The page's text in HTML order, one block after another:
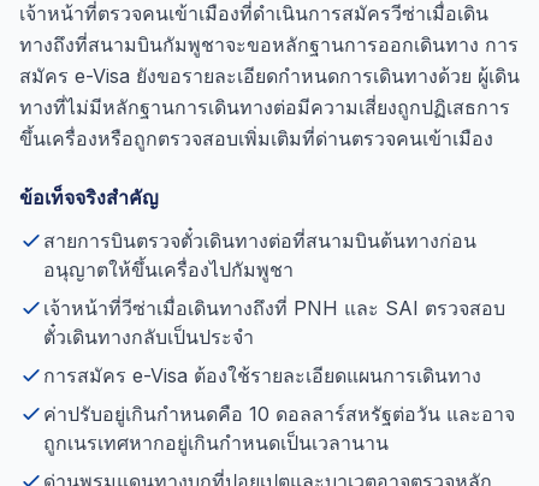
เจ้าหน้าที่ตรวจคนเข้าเมืองที่ดำเนินการสมัครวีซ่าเมื่อเดิน
ทางถึงที่สนามบินกัมพูชาจะขอหลักฐานการออกเดินทาง การ
สมัคร e-Visa ยังขอรายละเอียดกำหนดการเดินทางด้วย ผู้เดิน
ทางที่ไม่มีหลักฐานการเดินทางต่อมีความเสี่ยงถูกปฏิเสธการ
ขึ้นเครื่องหรือถูกตรวจสอบเพิ่มเติมที่ด่านตรวจคนเข้าเมือง
ข้อเท็จจริงสำคัญ
สายการบินตรวจตั๋วเดินทางต่อที่สนามบินต้นทางก่อน
อนุญาตให้ขึ้นเครื่องไปกัมพูชา
เจ้าหน้าที่วีซ่าเมื่อเดินทางถึงที่ PNH และ SAI ตรวจสอบ
ตั๋วเดินทางกลับเป็นประจำ
การสมัคร e-Visa ต้องใช้รายละเอียดแผนการเดินทาง
ค่าปรับอยู่เกินกำหนดคือ 10 ดอลลาร์สหรัฐต่อวัน และอาจ
ถูกเนรเทศหากอยู่เกินกำหนดเป็นเวลานาน
ด่านพรมแดนทางบกที่ปอยเปตและบาเวตอาจตรวจหลัก